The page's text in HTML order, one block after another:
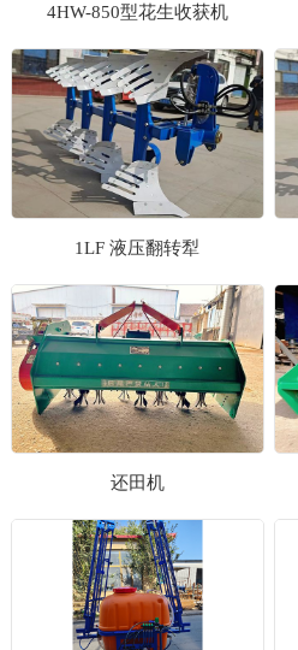
4HW-850型花生收获机
1LF 液压翻转犁
还田机